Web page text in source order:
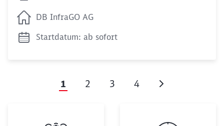
DB InfraGO AG
Startdatum: ab sofort
1 2 3 4